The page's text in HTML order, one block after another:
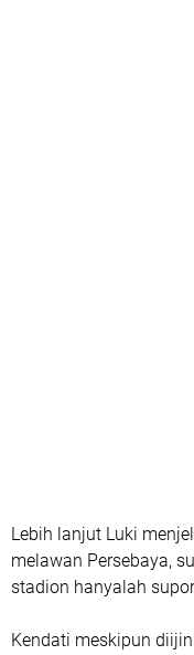
Lebih lanjut Luki
melawan Persebaya,
stadion hanyalah
Kendati meskipun